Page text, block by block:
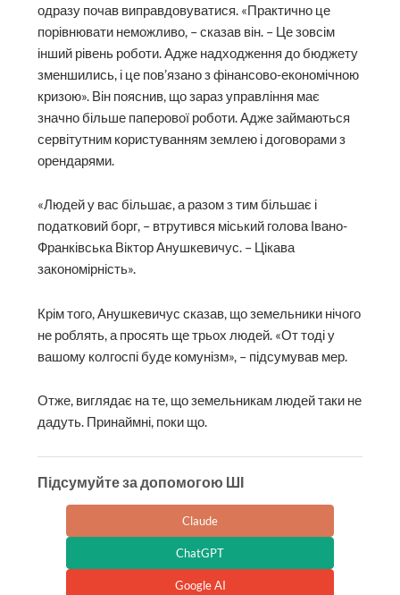
одразу почав виправдовуватися. «Практично це
порівнювати неможливо, – сказав він. – Це зовсім
інший рівень роботи. Адже надходження до бюджету
зменшились, і це пов’язано з фінансово-економічною
кризою». Він пояснив, що зараз управління має
значно більше паперової роботи. Адже займаються
сервітутним користуванням землею і договорами з
орендарями.
«Людей у вас більшає, а разом з тим більшає і
податковий борг, – втрутився міський голова Івано-
Франківська Віктор Анушкевичус. – Цікава
закономірність».
Крім того, Анушкевичус сказав, що земельники нічого
не роблять, а просять ще трьох людей. «От тоді у
вашому колгоспі буде комунізм», – підсумував мер.
Отже, виглядає на те, що земельникам людей таки не
дадуть. Принаймні, поки що.
Підсумуйте за допомогою ШІ
Claude
ChatGPT
Google AI